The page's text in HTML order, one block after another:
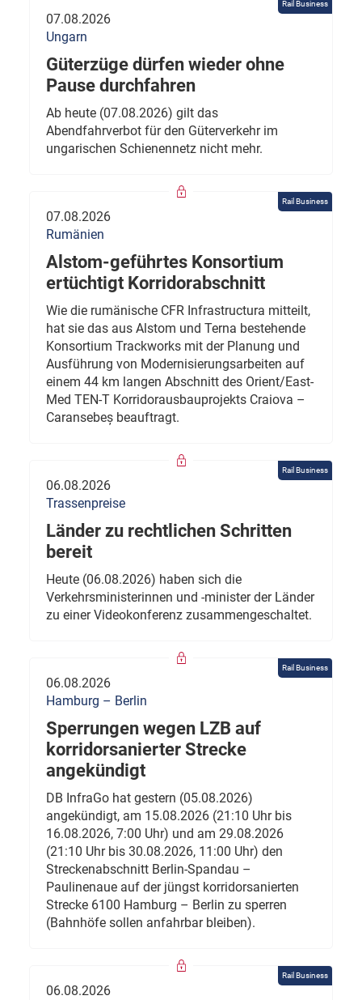
Rail Business
07.08.2026
Ungarn
Güterzüge dürfen wieder ohne
Pause durchfahren
Ab heute (07.08.2026) gilt das
Abendfahrverbot für den Güterverkehr im
ungarischen Schienennetz nicht mehr.
Rail Business
07.08.2026
Rumänien
Alstom-geführtes Konsortium
ertüchtigt Korridorabschnitt
Wie die rumänische CFR Infrastructura mitteilt,
hat sie das aus Alstom und Terna bestehende
Konsortium Trackworks mit der Planung und
Ausführung von Modernisierungsarbeiten auf
einem 44 km langen Abschnitt des Orient/East-
Med TEN-T Korridorausbauprojekts Craiova –
Caransebeș beauftragt.
Rail Business
06.08.2026
Trassenpreise
Länder zu rechtlichen Schritten
bereit
Heute (06.08.2026) haben sich die
Verkehrsministerinnen und -minister der Länder
zu einer Videokonferenz zusammengeschaltet.
Rail Business
06.08.2026
Hamburg – Berlin
Sperrungen wegen LZB auf
korridorsanierter Strecke
angekündigt
DB InfraGo hat gestern (05.08.2026)
angekündigt, am 15.08.2026 (21:10 Uhr bis
16.08.2026, 7:00 Uhr) und am 29.08.2026
(21:10 Uhr bis 30.08.2026, 11:00 Uhr) den
Streckenabschnitt Berlin-Spandau –
Paulinenaue auf der jüngst korridorsanierten
Strecke 6100 Hamburg – Berlin zu sperren
(Bahnhöfe sollen anfahrbar bleiben).
Rail Business
06.08.2026